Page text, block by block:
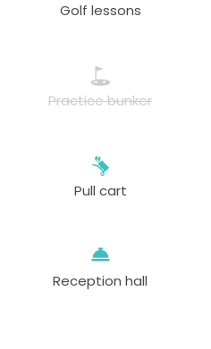
Golf lessons
Practice bunker
Pull cart
Reception hall